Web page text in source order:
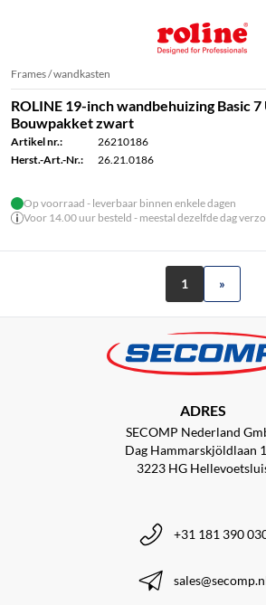
Frames / wandkasten
ROLINE 19-inch wandbehuizing Basic
Bouwpakket zwart
Artikel nr.:
26210186
Herst.-Art.-Nr.:
26.21.0186
Op voorraad - leverbaar binnen enkele dagen
Voor 14.00 uur besteld - meestal dezelfde dag
1 »
ADRES
SECOMP Nederland
Dag Hammarskjöldlaan
3223 HG
+31 181 390